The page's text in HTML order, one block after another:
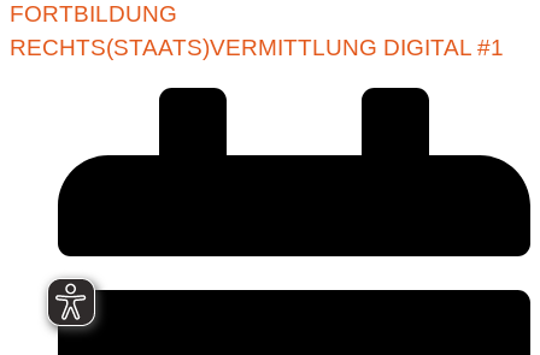
FORTBILDUNG
RECHTS(STAATS)VERMITTLUNG DIGITAL #1